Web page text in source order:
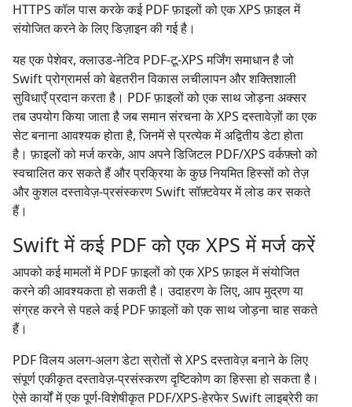
HTTPS कॉल पास करके कई PDF फ़ाइलों को एक XPS फ़ाइल में
संयोजित करने के लिए डिज़ाइन की गई है।
यह एक पेशेवर, क्लाउड-नेटिव PDF-टू-XPS मर्जिंग समाधान है जो
Swift प्रोग्रामर्स को बेहतरीन विकास लचीलापन और शक्तिशाली
सुविधाएँ प्रदान करता है। PDF फ़ाइलों को एक साथ जोड़ना अक्सर
तब उपयोग किया जाता है जब समान संरचना के XPS दस्तावेज़ों का एक
सेट बनाना आवश्यक होता है, जिनमें से प्रत्येक में अद्वितीय डेटा होता
है। फ़ाइलों को मर्ज करके, आप अपने डिजिटल PDF/XPS वर्कफ़्लो को
स्वचालित कर सकते हैं और प्रक्रिया के कुछ नियमित हिस्सों को तेज़
और कुशल दस्तावेज़-प्रसंस्करण Swift सॉफ़्टवेयर में लोड कर सकते
हैं।
Swift में कई PDF को एक XPS में मर्ज करें
आपको कई मामलों में PDF फ़ाइलों को एक XPS फ़ाइल में संयोजित
करने की आवश्यकता हो सकती है। उदाहरण के लिए, आप मुद्रण या
संग्रह करने से पहले कई PDF फ़ाइलों को एक साथ जोड़ना चाह सकते
हैं।
PDF विलय अलग-अलग डेटा स्रोतों से XPS दस्तावेज़ बनाने के लिए
संपूर्ण एकीकृत दस्तावेज़-प्रसंस्करण दृष्टिकोण का हिस्सा हो सकता है।
ऐसे कार्यों में एक पूर्ण-विशेषीकृत PDF/XPS-हेरफेर Swift लाइब्रेरी का